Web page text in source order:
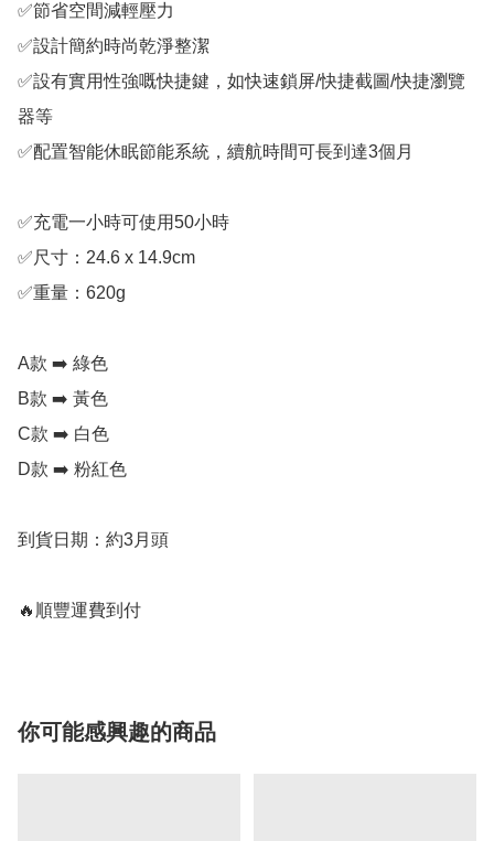
✅節省空間減輕壓力
✅設計簡約時尚乾淨整潔
✅設有實用性強嘅快捷鍵，如快速鎖屏/快捷截圖/快捷瀏覽
器等
✅配置智能休眠節能系統，續航時間可長到達3個月
✅充電一小時可使用50小時
✅尺寸：24.6 x 14.9cm
✅重量：620g
A款 ➡️ 綠色
B款 ➡️ 黃色
C款 ➡️ 白色
D款 ➡️ 粉紅色
到貨日期：約3月頭
🔥順豐運費到付
你可能感興趣的商品